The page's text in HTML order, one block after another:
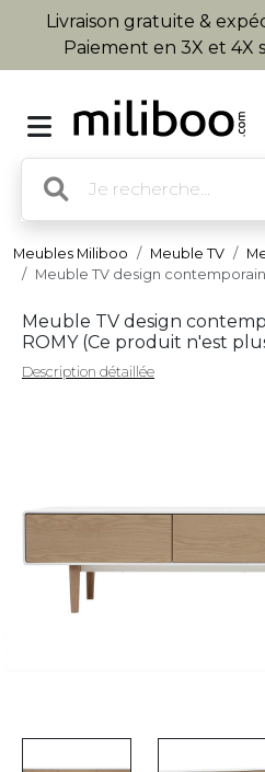
Livraison gratuite &
Paiement en 3X et 4X
Meubles Miliboo Meuble TV
Meuble TV design
Meuble TV design
ROMY (Ce produit n'est
Description détaillée